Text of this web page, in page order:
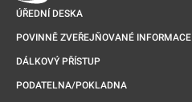
ÚŘEDNÍ DESKA
POVINNĚ ZVEŘEJŇOVANÉ INFORMACE
DÁLKOVÝ PŘÍSTUP
PODATELNA/POKLADNA